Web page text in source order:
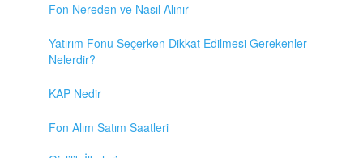
Fon Nereden ve Nasıl Alınır
Yatırım Fonu Seçerken Dikkat Edilmesi Gerekenler
Nelerdir?
KAP Nedir
Fon Alım Satım Saatleri